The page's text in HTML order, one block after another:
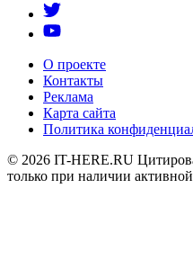
О проекте
Контакты
Реклама
Карта сайта
Политика
© 2026 IT-HERE.RU
только при наличии